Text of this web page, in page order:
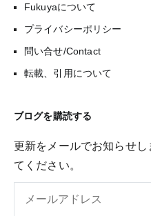
Fukuyaについて
プライバシーポリシー
問い合せ/Contact
転載、引用について
ブログを購読する
更新をメールでお知らせ
てください。